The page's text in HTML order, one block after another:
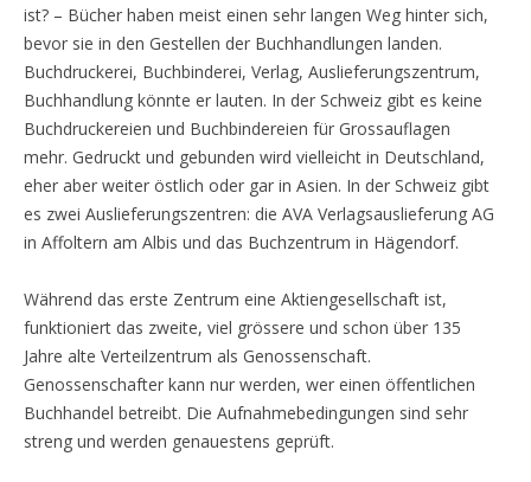
ist? – Bücher haben meist einen sehr langen Weg hinter sich,
bevor sie in den Gestellen der Buchhandlungen landen.
Buchdruckerei, Buchbinderei, Verlag, Auslieferungszentrum,
Buchhandlung könnte er lauten. In der Schweiz gibt es keine
Buchdruckereien und Buchbindereien für Grossauflagen
mehr. Gedruckt und gebunden wird vielleicht in Deutschland,
eher aber weiter östlich oder gar in Asien. In der Schweiz gibt
es zwei Auslieferungszentren: die AVA Verlagsauslieferung AG
in Affoltern am Albis und das Buchzentrum in Hägendorf.
Während das erste Zentrum eine Aktiengesellschaft ist,
funktioniert das zweite, viel grössere und schon über 135
Jahre alte Verteilzentrum als Genossenschaft.
Genossenschafter kann nur werden, wer einen öffentlichen
Buchhandel betreibt. Die Aufnahmebedingungen sind sehr
streng und werden genauestens geprüft.